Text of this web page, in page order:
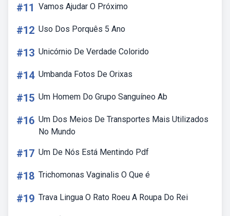
#11 Vamos Ajudar O Próximo
#12 Uso Dos Porquês 5 Ano
#13 Unicórnio De Verdade Colorido
#14 Umbanda Fotos De Orixas
#15 Um Homem Do Grupo Sanguíneo Ab
#16 Um Dos Meios De Transportes Mais Utilizados
No Mundo
#17 Um De Nós Está Mentindo Pdf
#18 Trichomonas Vaginalis O Que é
#19 Trava Lingua O Rato Roeu A Roupa Do Rei